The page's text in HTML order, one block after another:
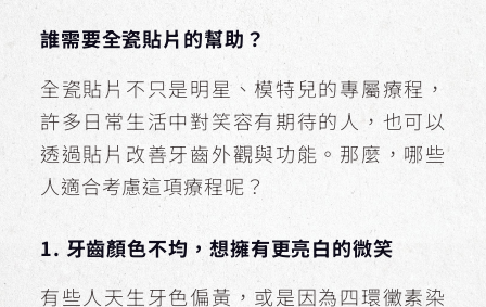
誰需要全瓷貼片的幫助？
全瓷貼片不只是明星、模特兒的專屬療程，
許多日常生活中對笑容有期待的人，也可以
透過貼片改善牙齒外觀與功能。那麼，哪些
人適合考慮這項療程呢？
1. 牙齒顏色不均，想擁有更亮白的微笑
有些人天生牙色偏黃，或是因為四環黴素染